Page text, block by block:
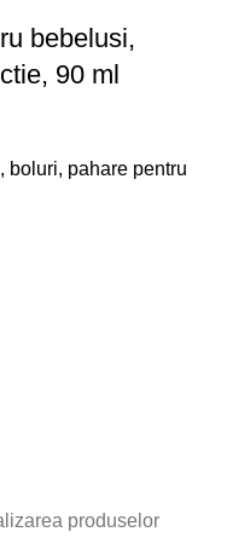
bebelusi,
90 ml
boluri, pahare pentru
produselor